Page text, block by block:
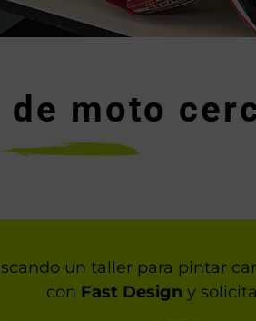
moto
un taller para pintar
con Fast Design y